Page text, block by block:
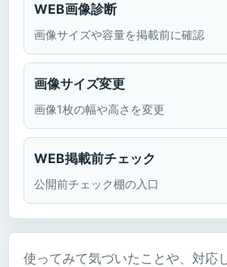
WEB画像診断
画像サイズや容量を掲載前に確認
画像サイズ変更
画像1枚の幅や高さを変更
WEB掲載前チェック
公開前チェック棚の入口
使ってみて気づいたことや、対応